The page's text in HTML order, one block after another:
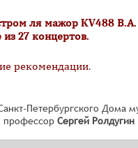
ля мажор KV488
27 концертов.
рекомендации.
Петербургского Дома
профессор Сергей Ролдугин